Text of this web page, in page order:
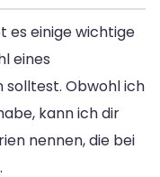
es einige wichtige
eines
Obwohl ich
kann ich dir
nennen, die bei